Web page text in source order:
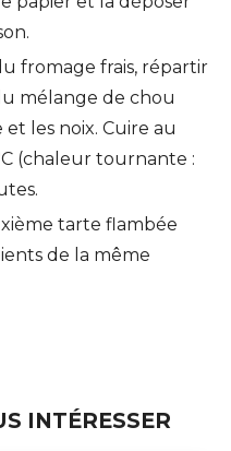
fromage frais, répartir
mélange de chou
les noix. Cuire au
(chaleur tournante :
tarte flambée
de la même
INTÉRESSER